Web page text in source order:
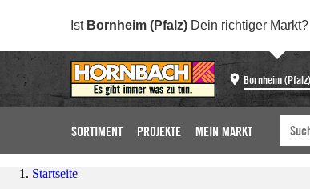
Ist Bornheim (Pfalz) Dein richtiger Markt?
Bornheim (Pfalz)
SORTIMENT PROJEKTE MEIN MARKT
Startseite